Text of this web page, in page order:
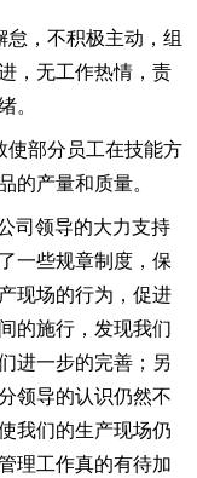
，不积极主动，组
，无工作热情，责
。
使部分员工在技能方
的产量和质量。
司领导的大力支持
一些规章制度，保
现场的行为，促进
的施行，发现我们
进一步的完善；另
领导的认识仍然不
我们的生产现场仍
理工作真的有待加